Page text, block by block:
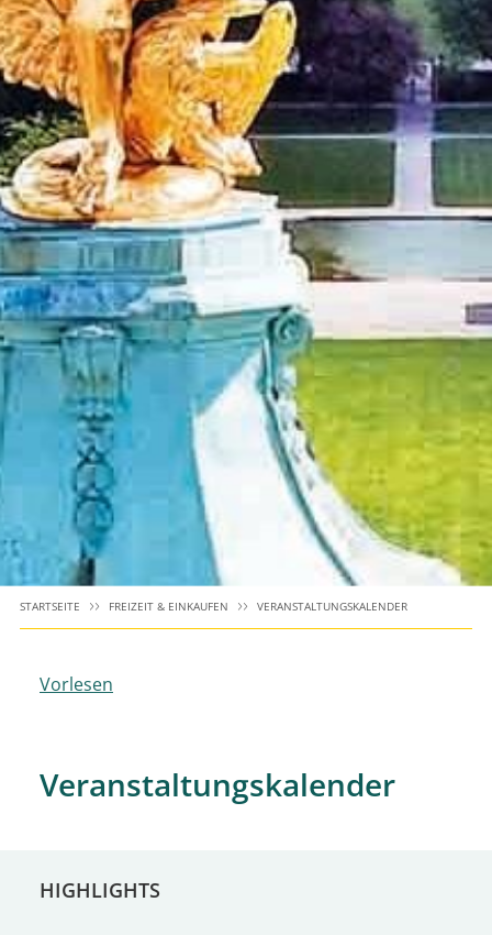
STARTSEITE FREIZEIT & EINKAUFEN VERANSTALTUNGSKALENDER
Vorlesen
Veranstaltungskalender
HIGHLIGHTS